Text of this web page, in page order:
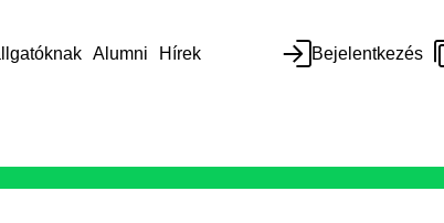
Alumni Hírek Bejelentkezés